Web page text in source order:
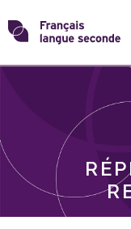
Skip
toTransformons
langue
THÈMES